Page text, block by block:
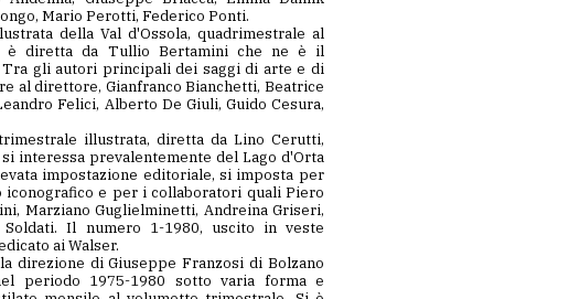
Mario Perotti, Federico Ponti.
della Val d'Ossola, quadrimestrale al
è diretta da Tullio Bertamini che ne è il
gli autori principali dei saggi di arte e di
al direttore, Gianfranco Bianchetti, Beatrice
Felici, Alberto De Giuli, Guido Cesura,
illustrata, diretta da Lino Cerutti,
interessa prevalentemente del Lago d'Orta
editoriale, si imposta per
iconografico e per i collaboratori quali Piero
Marziano Guglielminetti, Andreina Griseri,
Soldati. Il numero 1-1980, uscito in veste
ai Walser.
direzione di Giuseppe Franzosi di Bolzano
periodo 1975-1980 sotto varia forma e